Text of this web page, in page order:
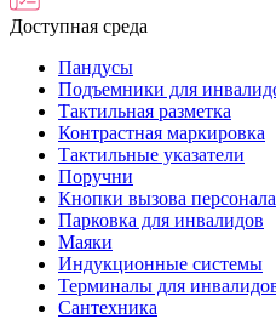
Доступная среда
Пандусы
Подъемники для
Тактильная разметка
Контрастная маркировка
Тактильные указатели
Поручни
Кнопки вызова персонала
Парковка для инвалидов
Маяки
Индукционные системы
Терминалы для
Сантехника